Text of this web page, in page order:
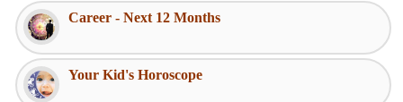
Career - Next 12 Months
Your Kid's Horoscope